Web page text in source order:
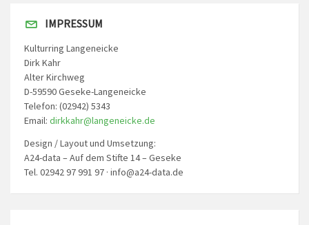
IMPRESSUM
Kulturring Langeneicke
Dirk Kahr
Alter Kirchweg
D-59590 Geseke-Langeneicke
Telefon: (02942) 5343
Email: dirkkahr@langeneicke.de
Design / Layout und Umsetzung:
A24-data – Auf dem Stifte 14 – Geseke
Tel. 02942 97 991 97 · info@a24-data.de